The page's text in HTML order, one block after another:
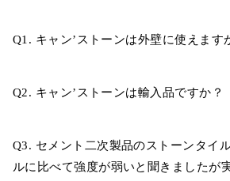
Q1. キャン’ストーンは外壁に使えます
Q2. キャン’ストーンは輸入品ですか？
Q3. セメント二次製品のストーンタイ
ルに比べて強度が弱いと聞きましたが